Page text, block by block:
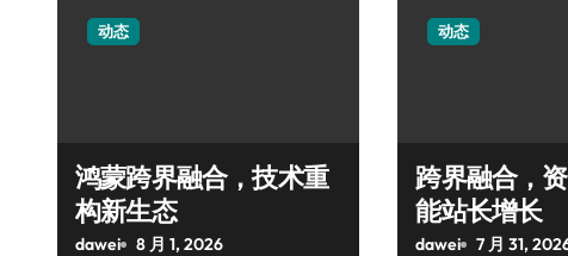
动态
鸿蒙跨界融合，技术重
构新生态
dawei 8 月 1, 2026
动态
跨界融合，
能站长增长
dawei 7 月 31,